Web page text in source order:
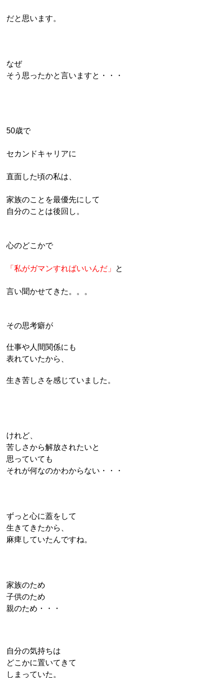
だと思います。
なぜ
そう思ったかと言いますと・・・
50歳で
セカンドキャリアに
直面した頃の私は、
家族のことを最優先にして
自分のことは後回し。
心のどこかで
「私がガマンすればいいんだ」 と
言い聞かせてきた。。。
その思考癖が
仕事や人間関係にも
表れていたから、
生き苦しさ を感じていました。
けれど、
苦しさから解放されたいと
思っていても
それが何なのかわからない・・・
ずっと心に蓋をして
生きてきたから、
麻痺していたんですね。
家族のため
子供のため
親のため・・・
自分の気持ちは
どこかに置いてきて
しまっていた。